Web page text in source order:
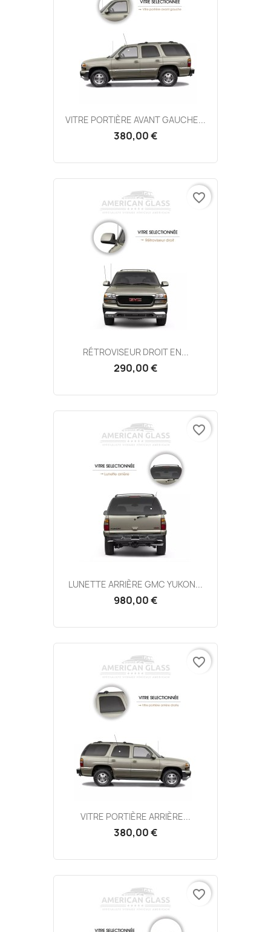
VITRE PORTIÈRE AVANT GAUCHE...
380,00 €
RÉTROVISEUR DROIT EN...
290,00 €
favorite_border
LUNETTE ARRIÈRE GMC YUKON...
980,00 €
favorite_border
VITRE PORTIÈRE ARRIÈRE...
380,00 €
favorite_border
favorite_border